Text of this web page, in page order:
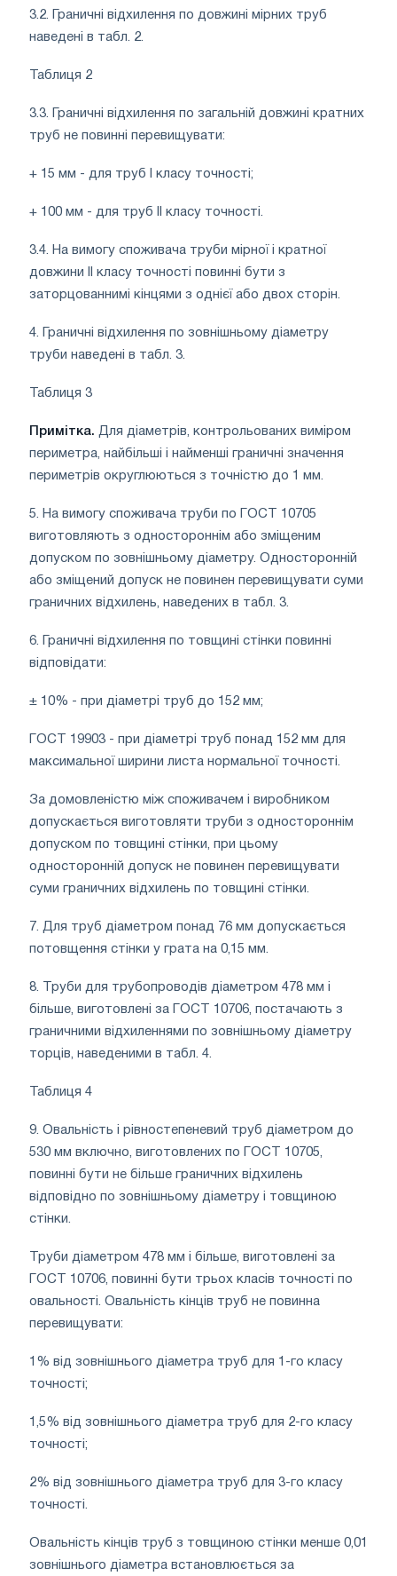
3.2. Граничні відхилення по довжині мірних труб
наведені в табл. 2.
Таблиця 2
3.3. Граничні відхилення по загальній довжині кратних
труб не повинні перевищувати:
+ 15 мм - для труб I класу точності;
+ 100 мм - для труб II класу точності.
3.4. На вимогу споживача труби мірної і кратної
довжини II класу точності повинні бути з
заторцованнимі кінцями з однієї або двох сторін.
4. Граничні відхилення по зовнішньому діаметру
труби наведені в табл. 3.
Таблиця 3
Примітка. Для діаметрів, контрольованих виміром
периметра, найбільші і найменші граничні значення
периметрів округлюються з точністю до 1 мм.
5. На вимогу споживача труби по ГОСТ 10705
виготовляють з одностороннім або зміщеним
допуском по зовнішньому діаметру. Односторонній
або зміщений допуск не повинен перевищувати суми
граничних відхилень, наведених в табл. 3.
6. Граничні відхилення по товщині стінки повинні
відповідати:
± 10% - при діаметрі труб до 152 мм;
ГОСТ 19903 - при діаметрі труб понад 152 мм для
максимальної ширини листа нормальної точності.
За домовленістю між споживачем і виробником
допускається виготовляти труби з одностороннім
допуском по товщині стінки, при цьому
односторонній допуск не повинен перевищувати
суми граничних відхилень по товщині стінки.
7. Для труб діаметром понад 76 мм допускається
потовщення стінки у грата на 0,15 мм.
8. Труби для трубопроводів діаметром 478 мм і
більше, виготовлені за ГОСТ 10706, постачають з
граничними відхиленнями по зовнішньому діаметру
торців, наведеними в табл. 4.
Таблиця 4
9. Овальність і рівностепеневий труб діаметром до
530 мм включно, виготовлених по ГОСТ 10705,
повинні бути не більше граничних відхилень
відповідно по зовнішньому діаметру і товщиною
стінки.
Труби діаметром 478 мм і більше, виготовлені за
ГОСТ 10706, повинні бути трьох класів точності по
овальності. Овальність кінців труб не повинна
перевищувати:
1% від зовнішнього діаметра труб для 1-го класу
точності;
1,5% від зовнішнього діаметра труб для 2-го класу
точності;
2% від зовнішнього діаметра труб для 3-го класу
точності.
Овальність кінців труб з товщиною стінки менше 0,01
зовнішнього діаметра встановлюється за